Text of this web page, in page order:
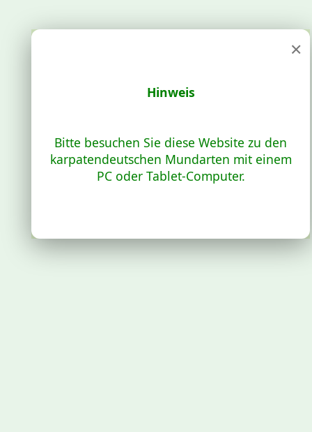
×
Hinweis
Bitte besuchen Sie diese Website zu den
karpatendeutschen Mundarten mit einem
PC oder Tablet-Computer.